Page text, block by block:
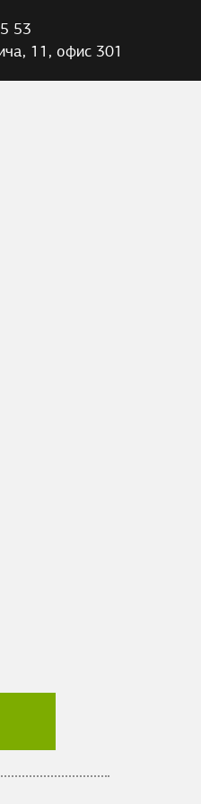
53
11, офис 301